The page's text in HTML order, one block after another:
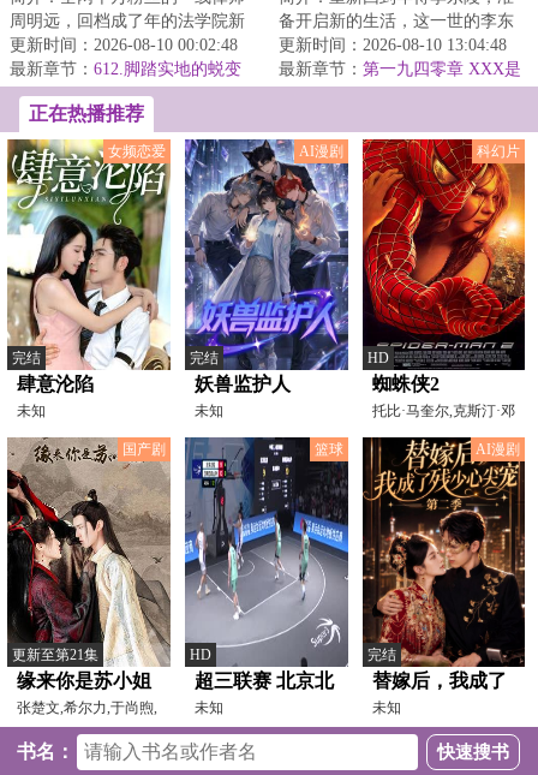
周明远，回档成了年的法学院新
生。能说会道的他情话信手拈
来，千帆过尽，事...
更新时间：2026-08-10 00:02:48
最新章节： 612.脚踏实地的蜕变
备开启新的生活，这一世的李东
陵，决定过好自己的生活，也要
做自己想做的事...
更新时间：2026-08-10 13:04:48
最新章节： 第一九四零章 XXX是
正在热播推荐
女频恋爱
完结
肆意沦陷
未知
AI漫剧
完结
妖兽监护人
未知
科幻片
HD
蜘蛛侠2
托比·马奎尔,克斯汀·邓
斯特,詹姆斯·弗兰
国产剧
更新至第21集
缘来你是苏小姐
张楚文,希尔力,于尚煦,
刘馨棋
篮球
HD
超三联赛 北京北
控17.15日照迈动
山外 20231015
未知
AI漫剧
完结
替嫁后，我成了
残少心尖宠第二
季
未知
书名：